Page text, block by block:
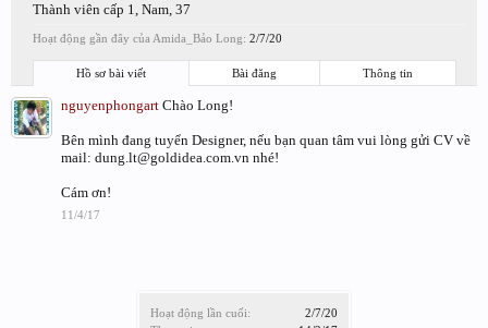
Hoạt động lần cuối:
2/7/20
Thành viên cấp 1, Nam, 37
Hoạt động gần đây của Amida_Bảo Long: 2/7/20
Hồ sơ bài viết Bài đăng Thông tin
nguyenphongart Chào Long!
Bên mình đang tuyển Designer, nếu bạn quan tâm vui lòng gửi CV về
mail: dung.lt@goldidea.com.vn nhé!
Cám ơn!
11/4/17